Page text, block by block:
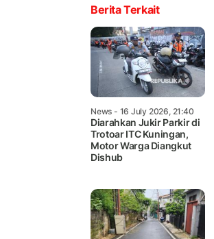
Berita Terkait
News - 16 July 2026, 21:40
Diarahkan Jukir Parkir di
Trotoar ITC Kuningan,
Motor Warga Diangkut
Dishub